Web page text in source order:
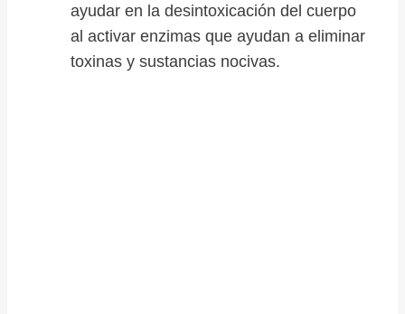
ayudar en la desintoxicación del cuerpo
al activar enzimas que ayudan a eliminar
toxinas y sustancias nocivas.